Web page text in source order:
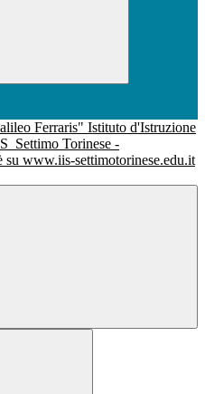
Istituto d'Istruzione
Settimo Torinese -
www.iis-settimotorinese.edu.it